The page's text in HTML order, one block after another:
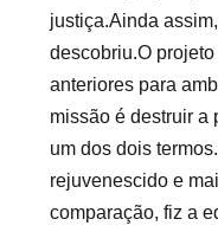
justiça.Ainda
descobriu.O
anteriores para
missão é destruir a
um dos dois
rejuvenescido e
comparação, fiz a